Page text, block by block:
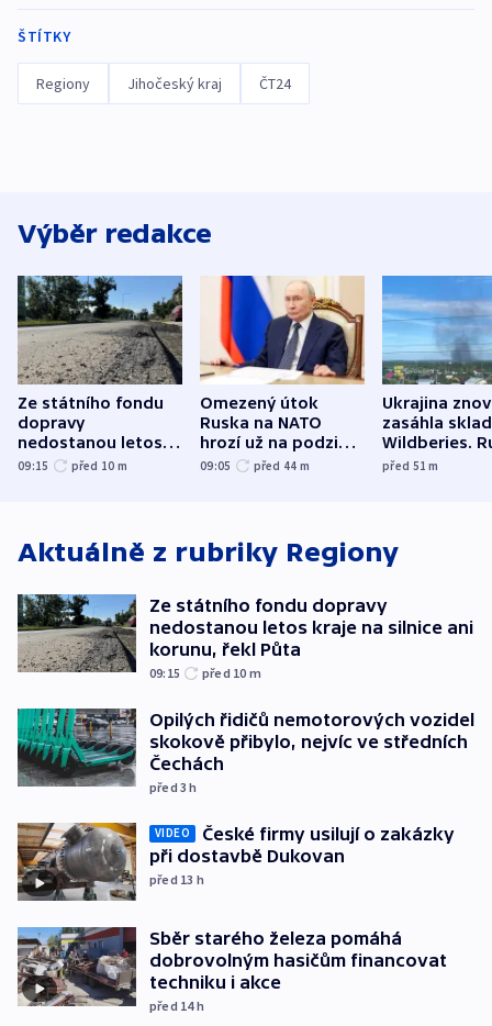
ŠTÍTKY
Regiony Jihočeský kraj ČT24
Výběr redakce
Ze státního fondu
dopravy
nedostanou letos
kraje na silnice ani
09:15 před 10 m
Omezený útok
Ruska na NATO
hrozí už na podzim,
varují tajné služby
09:05 před 44 m
Ukrajina
zasáhla
Wildberies.
útočili v
před 51m
Aktuálně z rubriky Regiony
Ze státního fondu dopravy
nedostanou letos kraje na silnice ani
korunu, řekl Půta
09:15 před 10 m
Opilých řidičů nemotorových vozidel
skokově přibylo, nejvíc ve středních
Čechách
před 3h
VIDEO
České firmy usilují o zakázky
při dostavbě Dukovan
před 13 h
Sběr starého železa pomáhá
dobrovolným hasičům financovat
techniku i akce
před 14h